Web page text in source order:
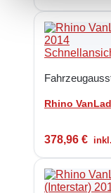
Rhino
378,96 €